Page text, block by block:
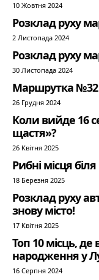
10 Жовтня 2024
Розклад руху
2 Листопада 2024
Розклад руху
30 Листопада 2024
Маршрутка №32
26 Грудня 2024
Коли вийде 16
щастя»?
26 Квітня 2025
Рибні місця
18 Березня 2025
Розклад руху
знову місто!
17 Квітня 2025
Топ 10 місць, де
народження у
16 Серпня 2024